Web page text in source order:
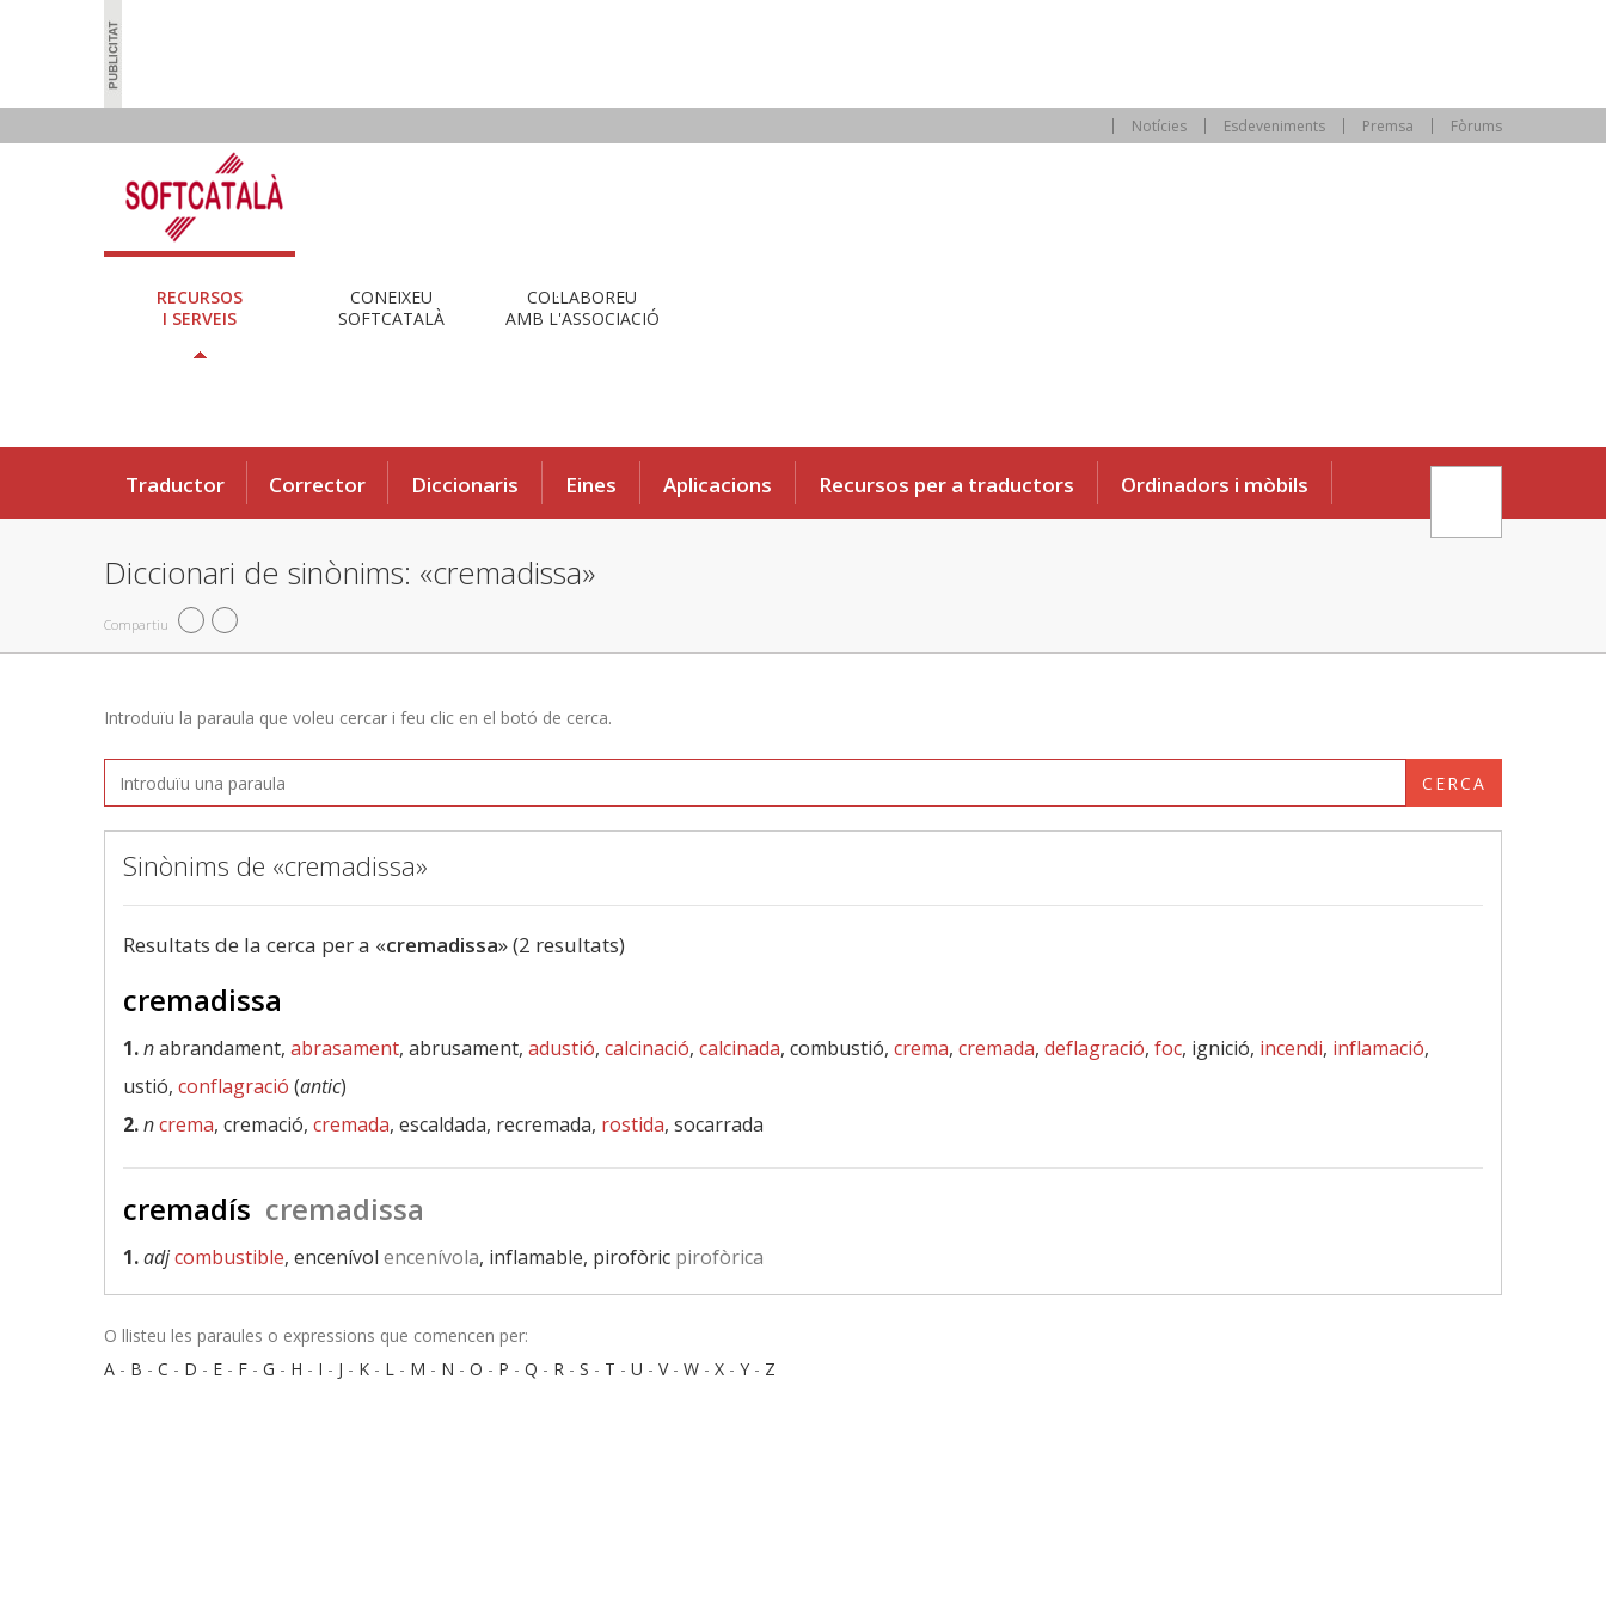
Notícies Esdeveniments Premsa Fòrums
RECURSOS
I SERVEIS
CONEIXEU
SOFTCATALÀ
COL·LABOREU
AMB L'ASSOCIACIÓ
Traductor Corrector Diccionaris Eines Aplicacions Recursos per a traductors Ordinadors i mòbils
Diccionari de sinònims: «cremadissa»
Compartiu
Introduïu la paraula que voleu cercar i feu clic en el botó de cerca.
CERCA
Sinònims de «cremadissa»
Resultats de la cerca per a «cremadissa» (2 resultats)
cremadissa
1.nabrandament, abrasament, abrusament, adustió, calcinació, calcinada, combustió, crema, cremada, deflagració, foc, ignició, incendi, inflamació,
ustió, conflagració (antic)
2.ncrema, cremació, cremada, escaldada, recremada, rostida, socarrada
cremadís cremadissa
1.adjcombustible, encenívol encenívola, inflamable, pirofòric pirofòrica
O llisteu les paraules o expressions que comencen per:
A - B - C - D - E - F - G - H - I - J - K - L - M - N - O - P - Q - R - S - T - U - V- W - X - Y - Z